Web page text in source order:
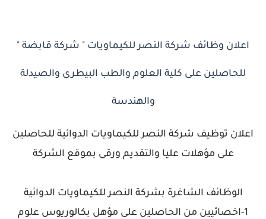
اعلان وظائف شركة النصر للكيماويات " شركة قابضة "
للحاصلين على كلية العلوم والطب البيطرى والصيدلة
والهندسة
اعلان توظيف شركة النصر للكيماويات الدوائية للحاصلين
على مؤهلات عليا والتقديم ورقى بموقع الشركة
الوظائف الشاغرة بشركة النصر للكيماويات الدوائية
1-اخصائيين من الحاصلين على مؤهل بكالوريوس علوم